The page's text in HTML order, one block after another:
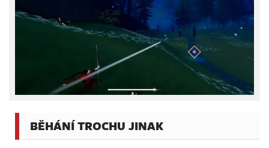
BĚHÁNÍ TROCHU JINAK